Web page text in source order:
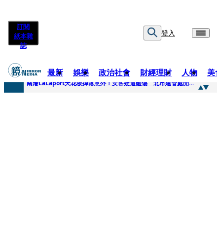
訂閱
紙本雜
誌
登入
最新 娛樂 政治社會 財經理財 人物 美
快訊
南港LaLaport天花板掉落意外！女客疑遭砸傷 北市建管處開罰30萬